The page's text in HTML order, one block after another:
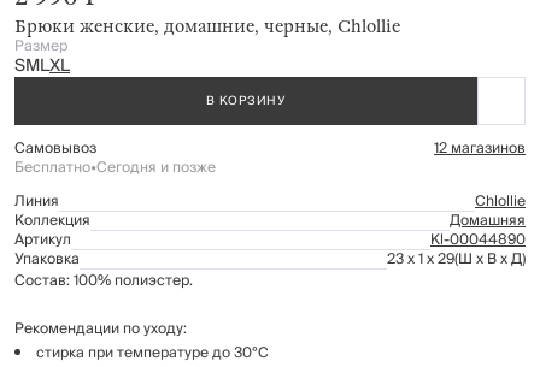
Брюки женские, домашние, черные, Chlollie
Размер
SMLXL
В КОРЗИНУ
Самовывоз 12 магазинов
Бесплатно•Сегодня и позже
Линия
Chlollie
Коллекция Домашняя
Артикул Kl-00044890
Упаковка 23 x 1 x 29(Ш x В x Д)
Состав: 100% полиэстер.
Рекомендации по уходу:
стирка при температуре до 30°C